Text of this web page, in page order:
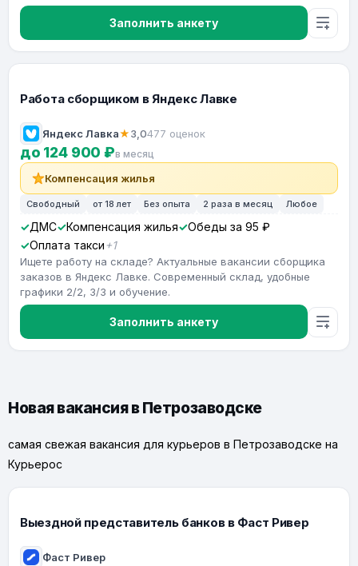
Заполнить анкету
Работа сборщиком в Яндекс Лавке
Яндекс Лавка★3,0477 оценок
до 124 900 ₽в месяц
Компенсация жилья
Свободный от 18 лет Без опыта 2 раза в месяц Любое
ДМС Компенсация жилья
Обеды за 95 ₽
Оплата такси +1
Ищете работу на складе? Актуальные вакансии сборщика
заказов в Яндекс Лавке. Современный склад, удобные
графики 2/2, 3/3 и обучение.
Заполнить анкету
Новая вакансия в Петрозаводске
самая свежая вакансия для курьеров в Петрозаводске на
Курьерос
Выездной представитель банков в Фаст Ривер
Фаст Ривер